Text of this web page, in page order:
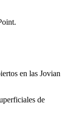
en las Jovian
de